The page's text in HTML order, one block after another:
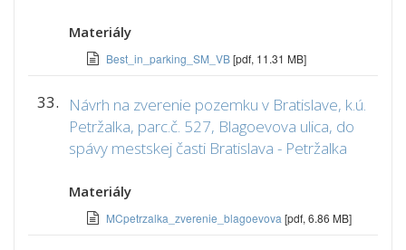
Materiály
Best_in_parking_SM_VB[pdf, 11.31 MB]
33.
Návrh na zverenie pozemku v Bratislave, k.ú.
Petržalka, parc.č. 527, Blagoevova ulica, do
spávy mestskej časti Bratislava - Petržalka
Materiály
MCpetrzalka_zverenie_blagoevova [pdf, 6.86 MB]